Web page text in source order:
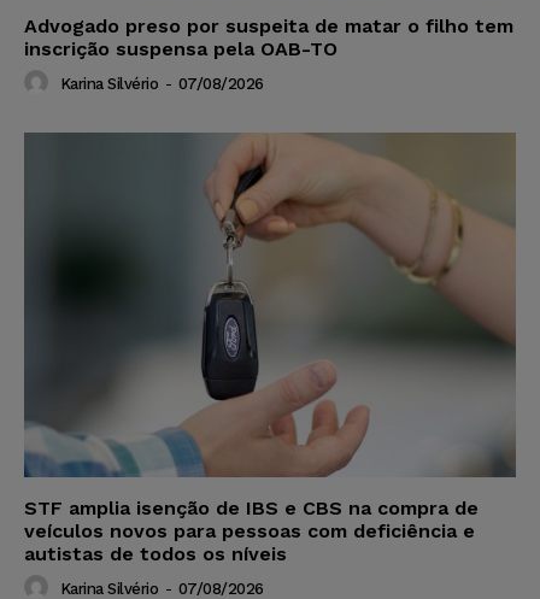
Advogado preso por suspeita de matar o filho tem
inscrição suspensa pela OAB-TO
Karina Silvério - 07/08/2026
STF amplia isenção de IBS e CBS na compra de
veículos novos para pessoas com deficiência e
autistas de todos os níveis
Karina Silvério - 07/08/2026